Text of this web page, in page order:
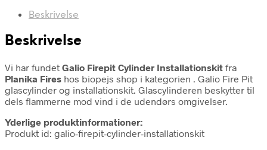
Beskrivelse
Beskrivelse
Vi har fundet Galio Firepit Cylinder Installationskit fra
Planika Fires hos biopejs shop i kategorien . Galio Fire Pit
glascylinder og installationskit. Glascylinderen beskytter til
dels flammerne mod vind i de udendørs omgivelser.
Yderlige produktinformationer:
Produkt id: galio-firepit-cylinder-installationskit